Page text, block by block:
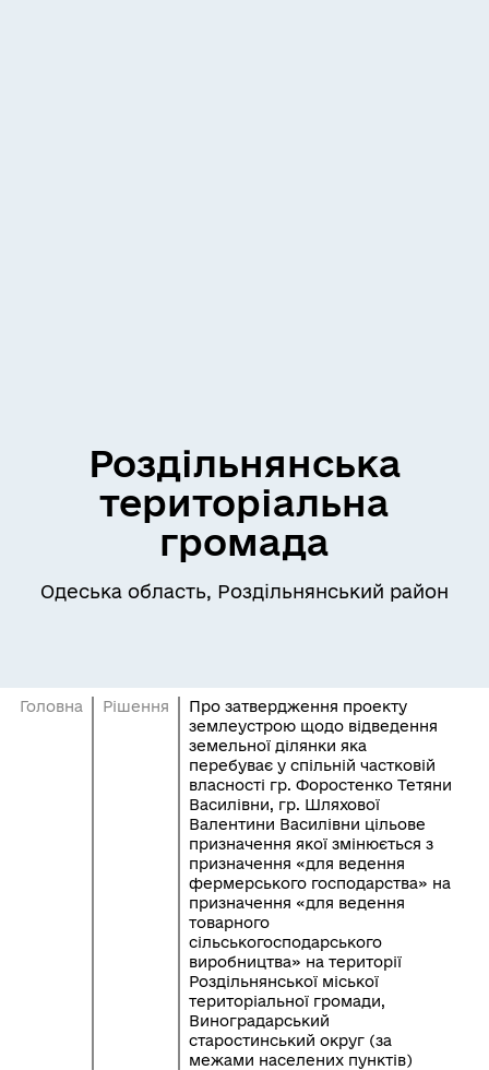
Роздільнянська
територіальна
громада
Одеська область, Роздільнянський район
Головна Рішення
Про затвердження проекту
землеустрою щодо відведення
земельної ділянки яка
перебуває у спільній частковій
власності гр. Форостенко Тетяни
Василівни, гр. Шляхової
Валентини Василівни цільове
призначення якої змінюється з
призначення «для ведення
фермерського господарства» на
призначення «для ведення
товарного
сільськогосподарського
виробництва» на території
Роздільнянської міської
територіальної громади,
Виноградарський
старостинський округ (за
межами населених пунктів)